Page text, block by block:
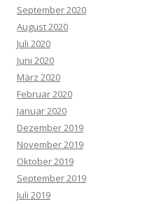
September 2020
August 2020
Juli 2020
Juni 2020
März 2020
Februar 2020
Januar 2020
Dezember 2019
November 2019
Oktober 2019
September 2019
Juli 2019